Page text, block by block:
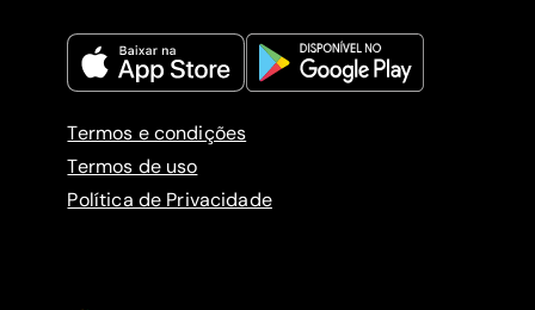
Termos e condições
Termos de uso
Política de Privacidade